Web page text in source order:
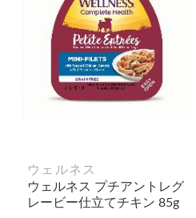
ウェルネス
ウェルネス プチアントレグ
レービー仕立てチキン 85g